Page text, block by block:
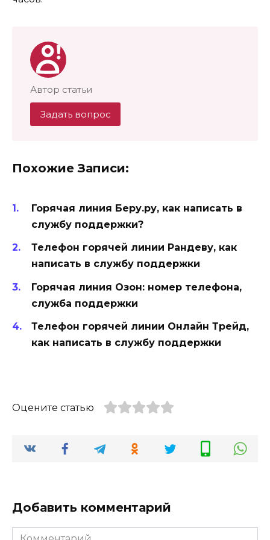
Автор статьи
Задать вопрос
Похожие Записи:
Горячая линия Беру.ру, как написать в
службу поддержки?
Телефон горячей линии Рандеву, как
написать в службу поддержки
Горячая линия Озон: номер телефона,
служба поддержки
Телефон горячей линии Онлайн Трейд,
как написать в службу поддержки
Оцените статью
Добавить комментарий
Комментарий